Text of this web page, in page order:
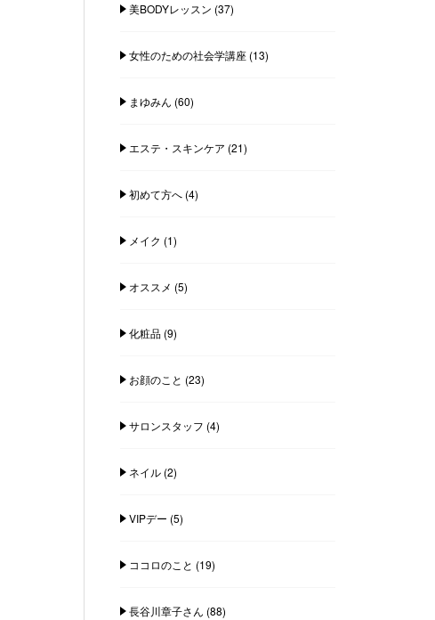
美BODYレッスン (37)
女性のための社会学講座(13)
まゆみん (60)
エステ・スキンケア (21)
初めて方へ(4)
メイク (1)
オススメ (5)
化粧品(9)
お顔のこと (23)
サロンスタッフ (4)
ネイル(2)
VIPデー (5)
ココロのこと (19)
長谷川章子さん (88)